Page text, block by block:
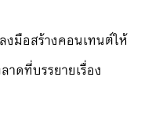
มือสร้างคอนเทนต์ให้
าดที่บรรยายเรื่อง